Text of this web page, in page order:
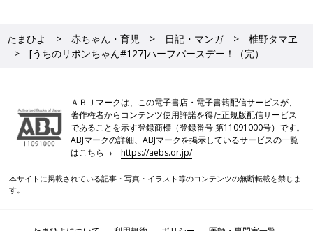
たまひよ 赤ちゃん・育児 日記・マンガ
椎野タマヱ
[うちのリボンちゃん#127]ハーフバースデー！（完）
ＡＢＪマークは、この電子書店・電子書籍配信サービスが、
著作権者からコンテンツ使用許諾を得た正規版配信サービス
であることを示す登録商標（登録番号 第11091000号）です。
ABJマークの詳細、ABJマークを掲示しているサービスの一覧
はこちら→https://aebs.or.jp/
本サイトに掲載されている記事・写真・イラスト等のコンテンツの無断転載を禁じま
す。